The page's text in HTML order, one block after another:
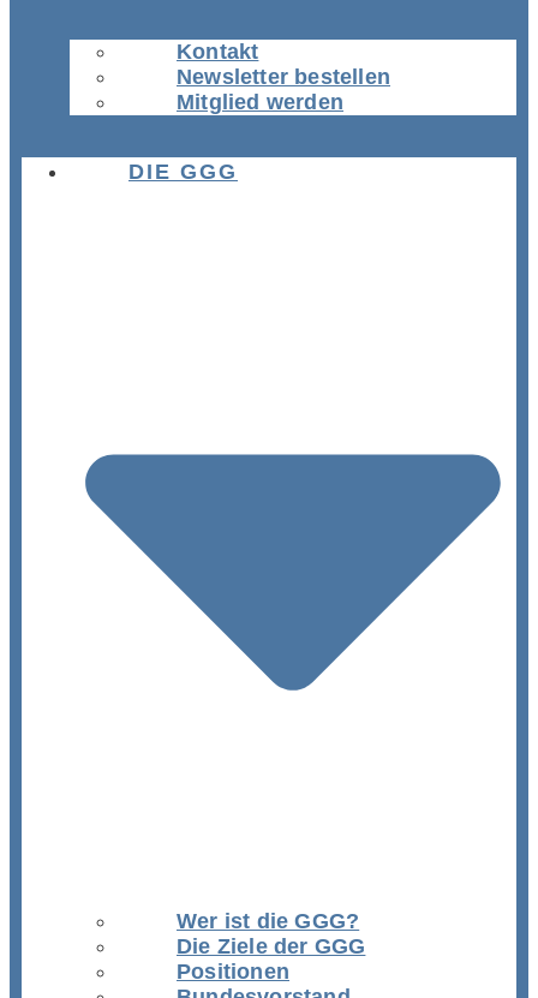
Kontakt
Newsletter bestellen
Mitglied werden
DIE GGG
Wer ist die GGG?
Die Ziele der GGG
Positionen